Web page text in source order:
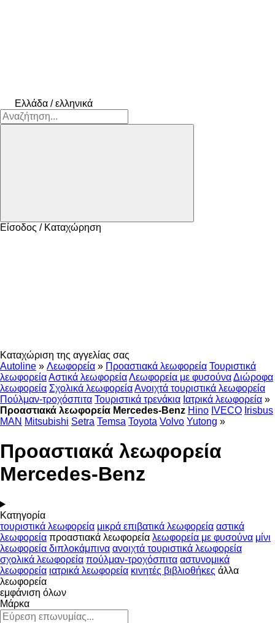
Ελλάδα / ελληνικά
Είσοδος / Καταχώρηση
Καταχώριση της αγγελίας σας
Autoline » Λεωφορεία » Προαστιακά λεωφορεία Τουριστικά
λεωφορείαΑστικά λεωφορείαΛεωφορεία με φυσούναΔιώροφα
λεωφορεία Σχολικά λεωφορείαΑνοιχτά τουριστικά λεωφορεία
Πούλμαν-τροχόσπιτα Τουριστικά τρενάκια Ιατρικά λεωφορεία »
Προαστιακά λεωφορεία Mercedes-Benz Hino IVECO Irisbus
MAN Mitsubishi Setra Temsa Toyota Volvo Yutong »
Προαστιακά λεωφορεία
Mercedes-Benz
Κατηγορία
τουριστικά λεωφορεία μικρά επιβατικά λεωφορεία αστικά
λεωφορεία προαστιακά λεωφορεία λεωφορεία με φυσούνα μίνι
λεωφορεία διπλοκάμπινα ανοιχτά τουριστικά λεωφορεία
σχολικά λεωφορεία πούλμαν-τροχόσπιτα αστυνομικά
λεωφορεία ιατρικά λεωφορεία κινητές βιβλιοθήκες άλλα
λεωφορεία
εμφάνιση όλων
Μάρκα